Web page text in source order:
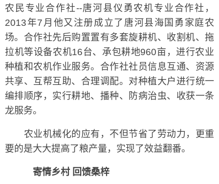
农民专业合作社--唐河县仪勇农机专业合作社，
2013年7月他又注册成立了唐河县海国勇家庭农
场。合作社先后购置置有多套旋耕机、收割机、拖
拉机等设备农机16台、承包耕地960亩，进行农业
种植和农机作业服务。合作社社员信息互通、资源
共享、互帮互助、合理调配。对种植大户进行统一
编排顺序，实行耕地、播种、防病治虫、收获一条
龙服务。
农业机械化的应有，不但节省了劳动力，更重
要的是大大提高了粮产量，实现了效益翻番。
寄情乡村 回馈桑梓